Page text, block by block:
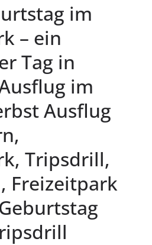
im
– ein
Tag in
im
Ausflug
Tripsdrill,
Freizeitpark